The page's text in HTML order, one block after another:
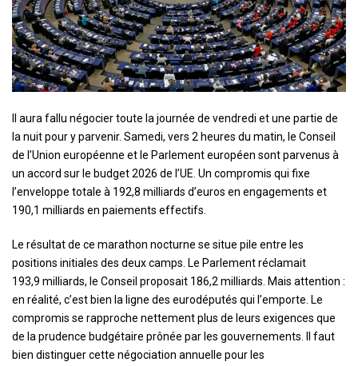
l aura fallu négocier toute la journée de vendredi et une partie de
la nuit pour y parvenir. Samedi, vers 2 heures du matin, le Conseil
de l’Union européenne et le Parlement européen sont parvenus à
un accord sur le budget 2026 de l’UE. Un compromis qui fixe
l’enveloppe totale à 192,8 milliards d’euros en engagements et
190,1 milliards en paiements effectifs.
Le résultat de ce marathon nocturne se situe pile entre les
positions initiales des deux camps. Le Parlement réclamait
193,9 milliards, le Conseil proposait 186,2 milliards. Mais attention :
en réalité, c’est bien la ligne des eurodéputés qui l’emporte. Le
compromis se rapproche nettement plus de leurs exigences que
de la prudence budgétaire prônée par les gouvernements. Il faut
bien distinguer cette négociation annuelle pour les